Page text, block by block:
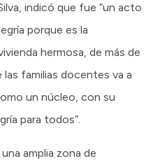
indicó que fue “un acto
porque es la
hermosa, de más de
las familias docentes va a
un núcleo, con su
para todos”.
amplia zona de